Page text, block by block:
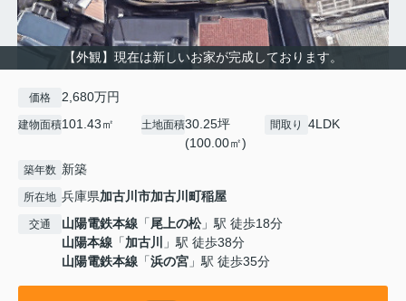
【外観】現在は新しいお家が完成しております。
価格 2,680万円
建物面積101.43㎡ 土地面積30.25坪
(100.00㎡)
間取り 4LDK
築年数 新築
所在地 兵庫県加古川市加古川町稲屋
交通 山陽電鉄本線 「尾上の松」駅 徒歩18分
山陽本線 「加古川
」駅 徒歩38分
山陽電鉄本線 「浜の宮 」駅 徒歩35分